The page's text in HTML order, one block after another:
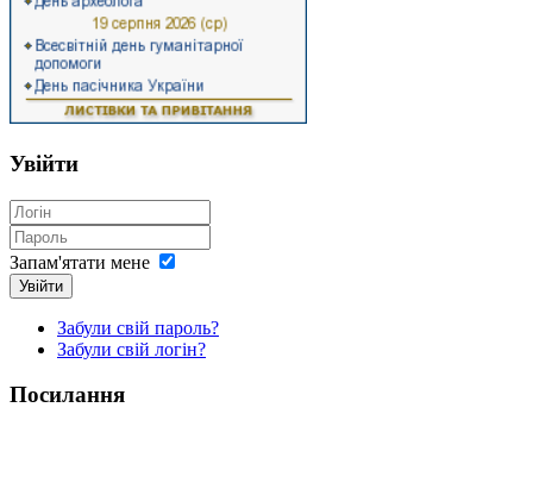
Увійти
Запам'ятати мене
Увійти
Забули свій пароль?
Забули свій логін?
Посилання